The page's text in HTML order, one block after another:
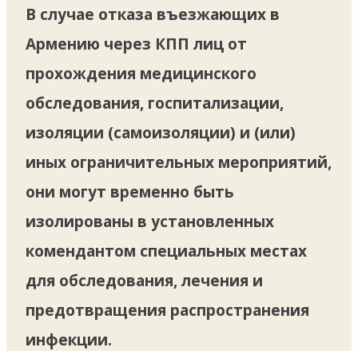
В случае отказа въезжающих в
Армению через КПП лиц от
прохождения медицинского
обследования, госпитализации,
изоляции (самоизоляции) и (или)
иных ограничительных мероприятий,
они могут временно быть
изолированы в установленных
комендантом специальных местах
для обследования, лечения и
предотвращения распространения
инфекции.